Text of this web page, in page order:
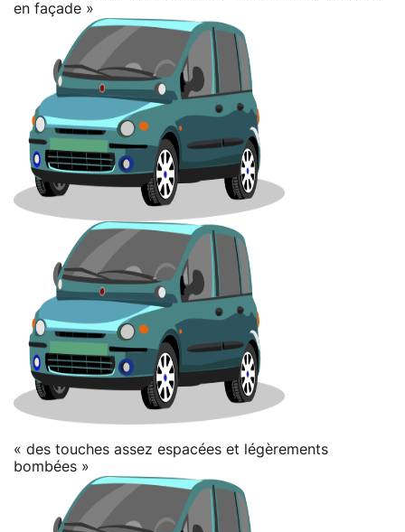
en façade »
« des touches assez espacées et légèrements
bombées »